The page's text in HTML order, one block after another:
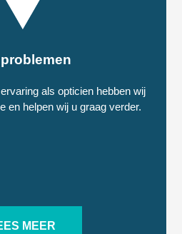
als opticien hebben wij
en helpen wij u graag verder.
MEER